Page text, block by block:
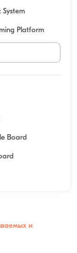
System
Platform
Board
и